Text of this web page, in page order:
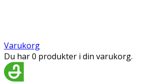
Varukorg
Du har 0 produkter i din varukorg.